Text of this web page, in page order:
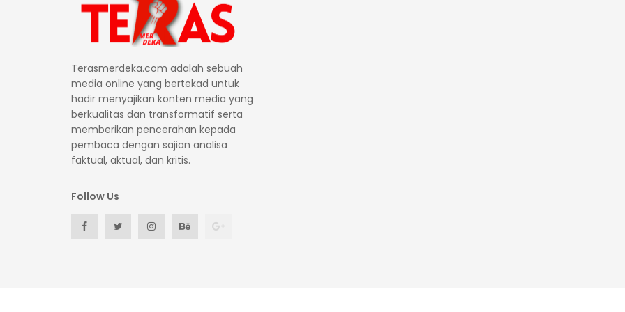
Terasmerdeka.com adalah sebuah
media online yang bertekad untuk
hadir menyajikan konten media yang
berkualitas dan transformatif serta
memberikan pencerahan kepada
pembaca dengan sajian analisa
faktual, aktual, dan kritis.
Follow Us